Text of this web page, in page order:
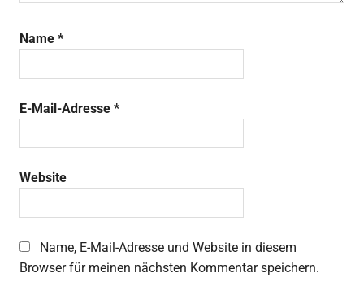
Name *
E-Mail-Adresse *
Website
Name, E-Mail-Adresse und Website in diesem
Browser für meinen nächsten Kommentar speichern.